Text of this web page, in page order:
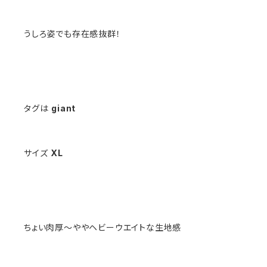
うしろ姿でも存在感抜群！
タグは giant
サイズ XL
ちょい肉厚〜ややヘビーウエイトな生地感